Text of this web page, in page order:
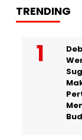
TRENDING